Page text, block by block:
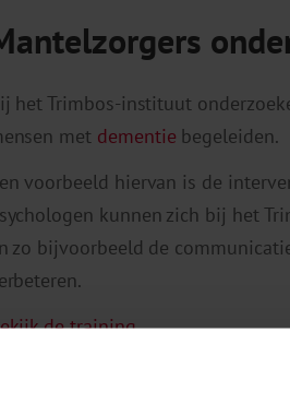
het Trimbos-instituut
met dementie begeleiden.
voorbeeld hiervan is de
kunnen zich bij het
zo bijvoorbeeld de
de training